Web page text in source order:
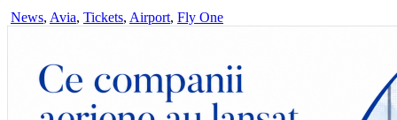
News, Avia, Tickets, Airport, Fly One